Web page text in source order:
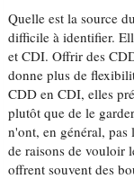
Quelle est la source
difficile à identifier.
et CDI. Offrir des
donne plus de
CDD en CDI, elles
plutôt que de le
n'ont, en général,
de raisons de vouloir
offrent souvent des